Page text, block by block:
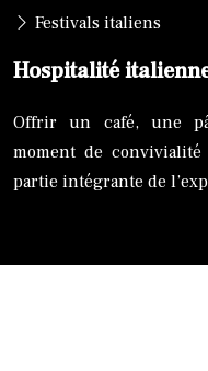
Festivals italiens
Hospitalité
Offrir un café, une
moment de
partie intégrante de